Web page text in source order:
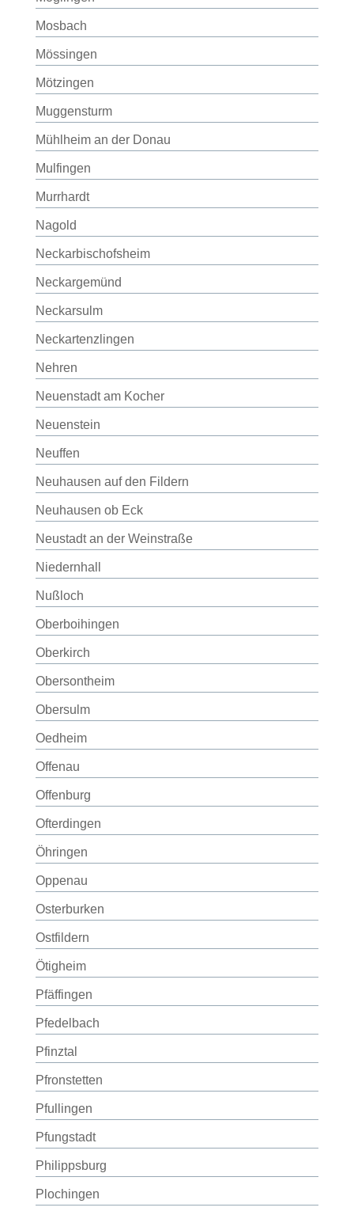
Mosbach
Mössingen
Mötzingen
Muggensturm
Mühlheim an der Donau
Mulfingen
Murrhardt
Nagold
Neckarbischofsheim
Neckargemünd
Neckarsulm
Neckartenzlingen
Nehren
Neuenstadt am Kocher
Neuenstein
Neuffen
Neuhausen auf den Fildern
Neuhausen ob Eck
Neustadt an der Weinstraße
Niedernhall
Nußloch
Oberboihingen
Oberkirch
Obersontheim
Obersulm
Oedheim
Offenau
Offenburg
Ofterdingen
Öhringen
Oppenau
Osterburken
Ostfildern
Ötigheim
Pfäffingen
Pfedelbach
Pfinztal
Pfronstetten
Pfullingen
Pfungstadt
Philippsburg
Plochingen